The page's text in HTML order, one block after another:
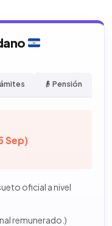
👴 Pensión
Sep)
oficial a nivel
remunerado.)